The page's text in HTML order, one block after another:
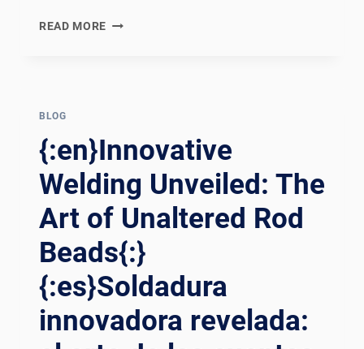
READ MORE REVOLUTIONIZING
MANIPULATORS
AND
THEIR
ROLE
IN
MODERN
INDUSTRY
BLOG
{:en}Innovative
Welding Unveiled: The
Art of Unaltered Rod
Beads{:}
{:es}Soldadura
innovadora revelada: